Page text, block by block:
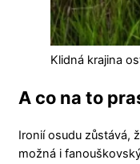
Klidná krajina
A co na to
Ironií osudu zůstává,
možná i